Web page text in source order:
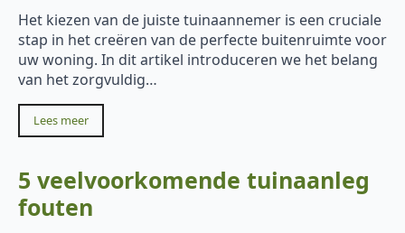
Het kiezen van de juiste tuinaannemer is een cruciale
stap in het creëren van de perfecte buitenruimte voor
uw woning. In dit artikel introduceren we het belang
van het zorgvuldig…
Lees meer
5 veelvoorkomende tuinaanleg
fouten